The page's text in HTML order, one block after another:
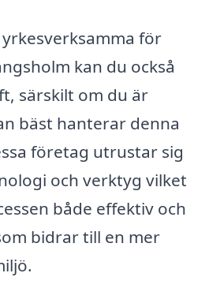
för
kan du också
särskilt om du är
bäst hanterar denna
företag utrustar sig
och verktyg vilket
både effektiv och
bidrar till en mer